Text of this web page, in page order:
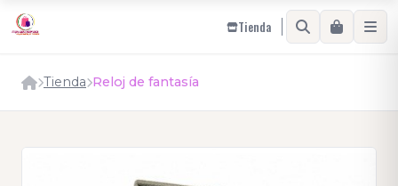
Tienda
Tienda Reloj de fantasía